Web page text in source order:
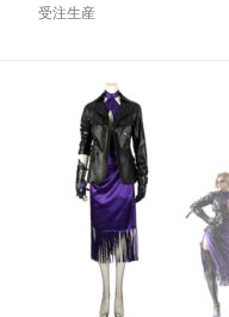
受注生産